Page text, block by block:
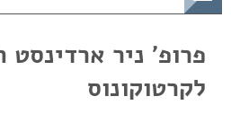
פרופ' ניר ארדינסט
לקרטוקונוס